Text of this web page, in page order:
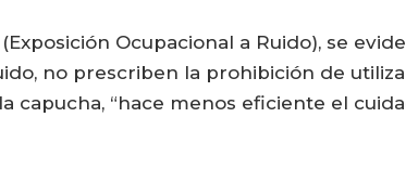
Ocupacional a Ruido), se
no prescriben la prohibición de
capucha, “hace menos eficiente el